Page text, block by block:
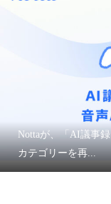
Nottaが、「AI議事
カテゴリーを再...